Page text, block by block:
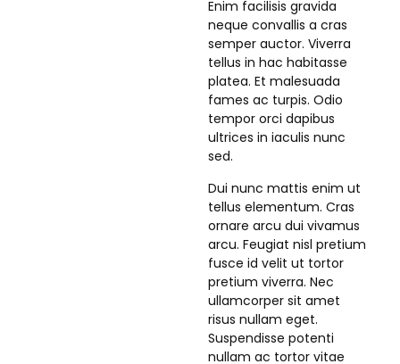
Enim facilisis gravida
neque convallis a cras
semper auctor. Viverra
tellus in hac habitasse
platea. Et malesuada
fames ac turpis. Odio
tempor orci dapibus
ultrices in iaculis nunc
sed.
Dui nunc mattis enim ut
tellus elementum. Cras
ornare arcu dui vivamus
arcu. Feugiat nisl pretium
fusce id velit ut tortor
pretium viverra. Nec
ullamcorper sit amet
risus nullam eget.
Suspendisse potenti
nullam ac tortor vitae